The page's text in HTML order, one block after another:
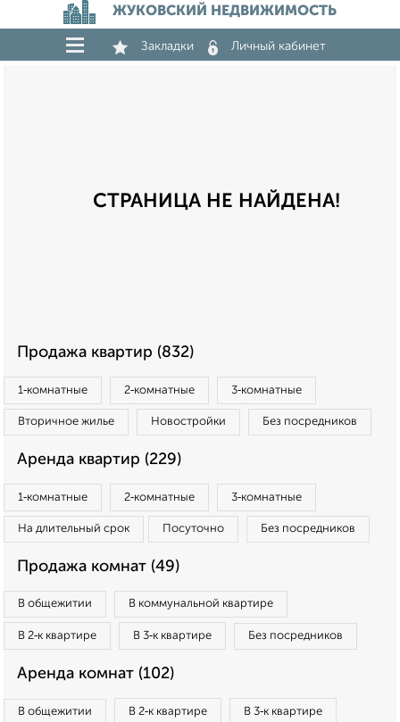
ЖУКОВСКИЙ НЕДВИЖИМОСТЬ
Закладки Личный кабинет
СТРАНИЦА НЕ НАЙДЕНА!
Продажа квартир (832)
1‑комнатные 2‑комнатные 3‑комнатные
Вторичное жилье Новостройки Без посредников
Аренда квартир (229)
1‑комнатные 2‑комнатные 3‑комнатные
На длительный срок Посуточно Без посредников
Продажа комнат (49)
В общежитии В коммунальной квартире
В 2‑к квартире В 3‑к квартире Без посредников
Аренда комнат (102)
В общежитии В 2‑к квартире В 3‑к квартире